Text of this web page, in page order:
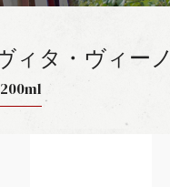
ィタ・ヴィーノ